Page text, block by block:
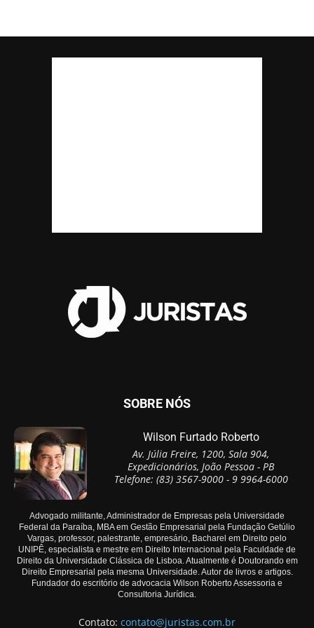
SOBRE NÓS
Wilson Furtado Roberto
Av. Júlia Freire, 1200, Sala 904,
Expedicionários, João Pessoa - PB
Telefone: (83) 3567-9000 - 9 9964-6000
Advogado militante, Administrador de Empresas pela Universidade
Federal da Paraíba, MBA em Gestão Empresarial pela Fundação Getúlio
Vargas, professor, palestrante, empresário, Bacharel em Direito pelo
UNIPÊ, especialista e mestre em Direito Internacional pela Faculdade de
Direito da Universidade Clássica de Lisboa. Atualmente é Doutorando em
Direito Empresarial pela mesma Universidade. Autor de livros e artigos.
Fundador do escritório de advocacia Wilson Roberto Assessoria e
Consultoria Jurídica.
Contato: contato@juristas.com.br